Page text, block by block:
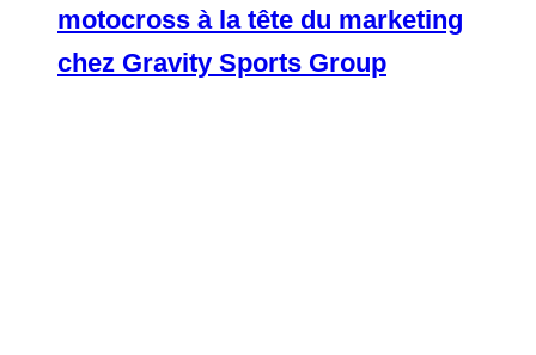
motocross à la tête du marketing
chez Gravity Sports Group